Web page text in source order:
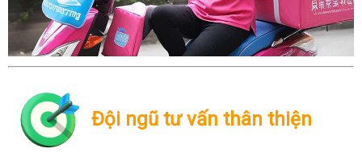
Đội ngũ tư vấn thân thiện